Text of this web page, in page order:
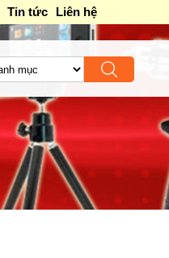
Tin tức Liên hệ